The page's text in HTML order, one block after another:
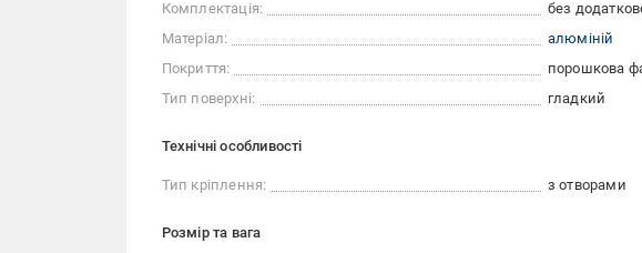
Комплектація:
без
Матеріал:
алюміній
Покриття:
порошкова
Тип поверхні:
гладкий
Технічні особливості
Тип кріплення: з отворами
Розмір та вага